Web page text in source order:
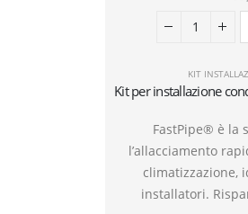
KIT
FastPipe® è la
l’allacciamento
climatizzazione,
installatori.